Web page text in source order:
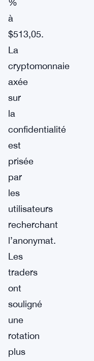
%
à
$513,05.
La
cryptomonnaie
axée
sur
la
confidentialité
est
prisée
par
les
utilisateurs
recherchant
l’anonymat.
Les
traders
ont
souligné
une
rotation
plus